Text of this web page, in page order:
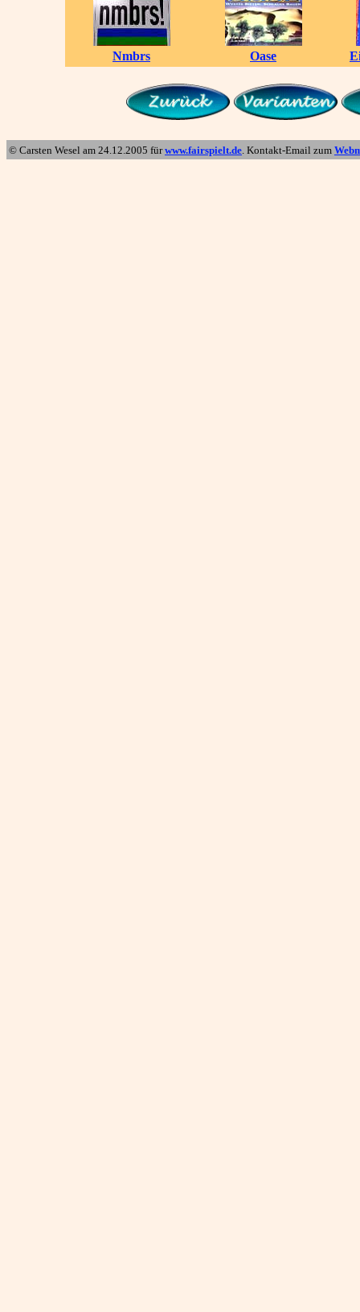
Nmbrs Oase
© Carsten Wesel am 24.12.2005 fürwww.fairspielt.de. Kontakt-Email zum